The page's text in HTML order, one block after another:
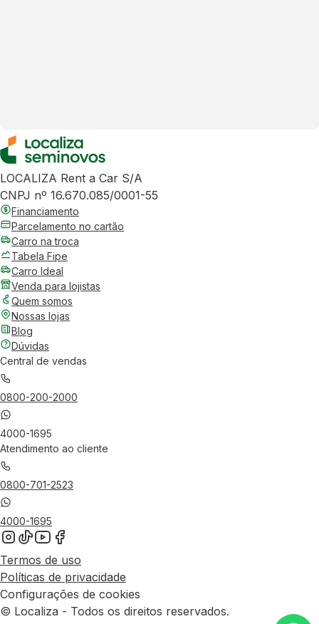
LOCALIZA Rent a Car S/A
CNPJ nº 16.670.085/0001-55
Financiamento
Parcelamento no cartão
Carro na troca
Tabela Fipe
Carro Ideal
Venda para lojistas
Quem somos
Nossas lojas
Blog
Dúvidas
Central de vendas
0800-200-2000
4000-1695
Atendimento ao cliente
0800-701-2523
4000-1695
Termos de uso
Políticas de privacidade
Configurações de cookies
© Localiza - Todos os direitos reservados.